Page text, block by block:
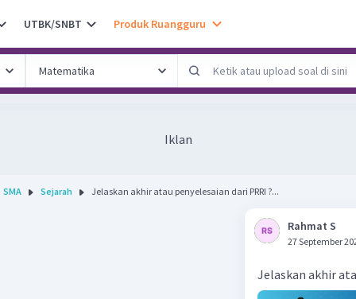
UTBK/SNBT Produk Ruangguru
Iklan
SMA Sejarah Jelaskan akhir atau penyelesaian dari PRRI ?...
Rahmat S
27 September
Jelaskan akhir